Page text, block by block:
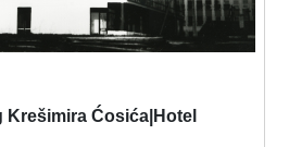
Krešimira Ćosića|Hotel